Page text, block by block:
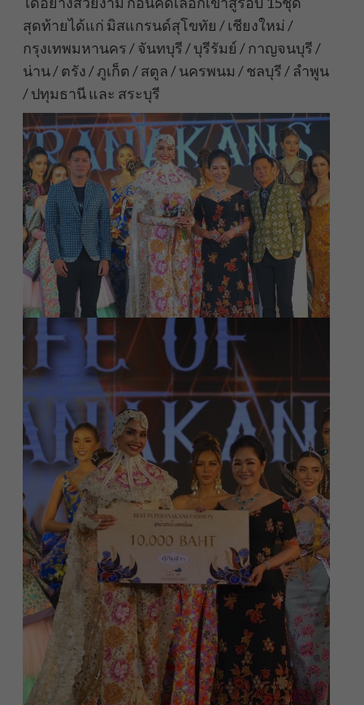
สุดท้ายได้แก่ มิสแกรนด์สุโขทัย / เชียงใหม่ /
กรุงเทพมหานคร / จันทบุรี / บุรีรัมย์ / กาญจนบุรี /
น่าน / ตรัง / ภูเก็ต / สตูล / นครพนม / ชลบุรี / ลำพูน
/ ปทุมธานี และ สระบุรี